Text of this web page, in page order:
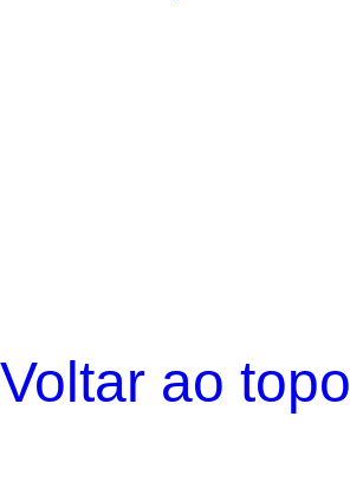
Voltar ao topo